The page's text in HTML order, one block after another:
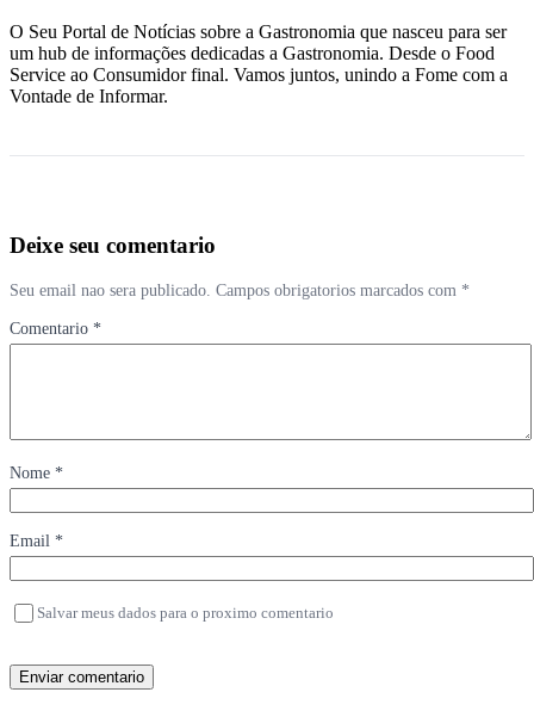
O Seu Portal de Notícias sobre a Gastronomia que nasceu para ser
um hub de informações dedicadas a Gastronomia. Desde o Food
Service ao Consumidor final. Vamos juntos, unindo a Fome com a
Vontade de Informar.
Deixe seu comentario
Seu email nao sera publicado. Campos obrigatorios marcados com *
Comentario *
Nome *
Email *
Salvar meus dados para o proximo comentario
Enviar comentario